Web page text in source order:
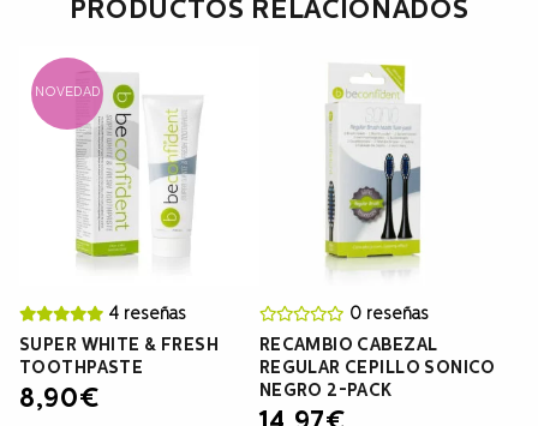
PRODUCTOS RELACIONADOS
NOVEDAD
4 reseñas
SUPER WHITE & FRESH
TOOTHPASTE
8,90€
0 reseñas
RECAMBIO CABEZAL
REGULAR CEPILLO SONICO
NEGRO 2-PACK